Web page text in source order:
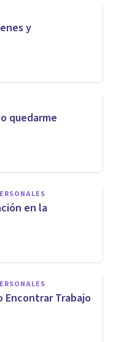
y
quedarme
en la
Encontrar Trabajo